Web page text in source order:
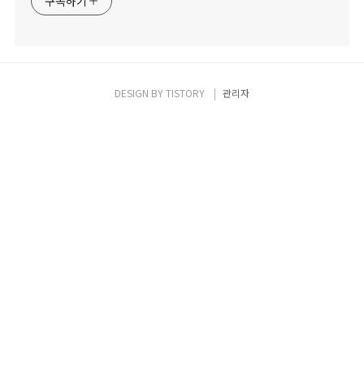
DESIGN BYTISTORY 관리자